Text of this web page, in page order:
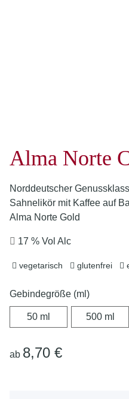
Alma Norte
Norddeutscher
Sahnelikör mit Kaffee auf
Alma Norte Gold
17 % Vol Alc
vegetarisch glutenfrei
Gebindegröße (ml)
50 ml 500 ml500
ab 8,70 €